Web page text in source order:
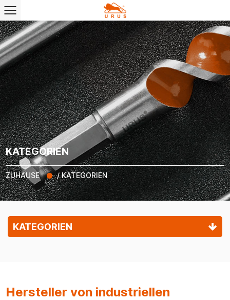
KATEGORIEN
ZUHAUSE /KATEGORIEN
KATEGORIEN
Hersteller von industriellen